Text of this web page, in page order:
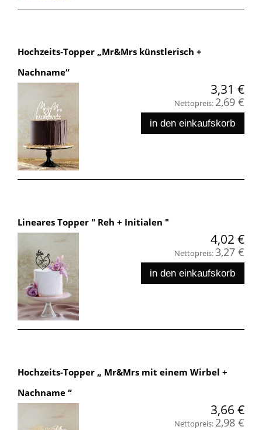
Hochzeits-Topper „Mr&Mrs künstlerisch +
Nachname“
3,31 €
Nettopreis: 2,69 €
in den einkaufskorb
Lineares Topper " Reh + Initialen "
4,02 €
Nettopreis:3,27 €
in den einkaufskorb
Hochzeits-Topper „ Mr&Mrs mit einem Wirbel +
Nachname “
3,66 €
Nettopreis: 2,98 €